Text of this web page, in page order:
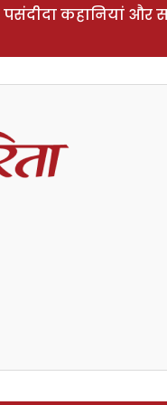
कहानियां और